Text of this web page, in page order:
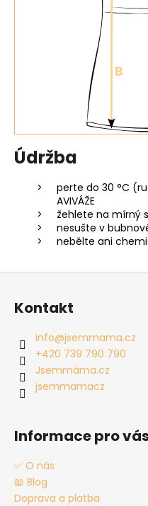
Údržba
perte do 30 °C
AVIVÁŽE
žehlete na mírný
nesušte v
nebělte ani
Z
Kontakt
info@jsemmama.cz
+420 739 790 790
Jsemmáma.cz
jsemmamacz
Informace pro
✅ O nás
📖 Blog
Doprava a platba